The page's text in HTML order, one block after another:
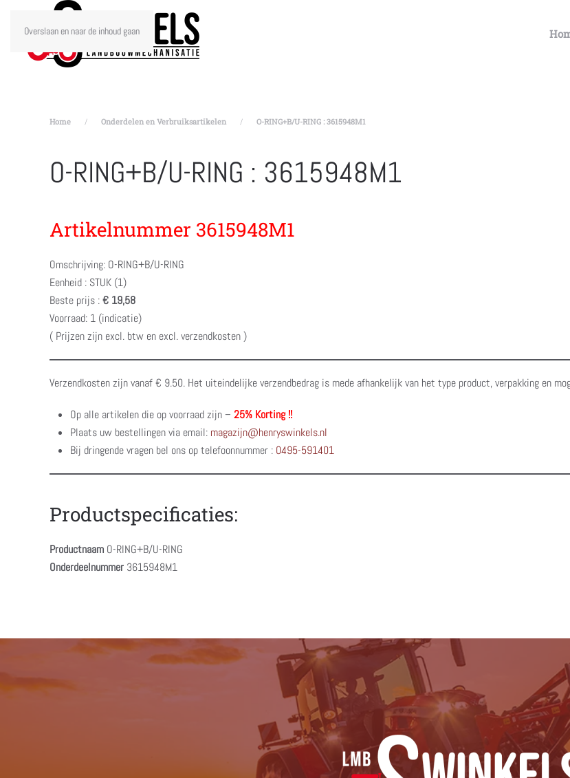
Overslaan en naar de inhoud gaan
Home Onderdelen en Verbruiksartikelen O-RING+B/U-RING : 3615948M1
O-RING+B/U-RING : 3615948M1
Artikelnummer 3615948M1
Omschrijving: O-RING+B/U-RING
Eenheid : STUK (1)
Beste prijs :€ 19,58
Voorraad: 1 (indicatie)
( Prijzen zijn excl. btw en excl. verzendkosten )
Verzendkosten zijn vanaf € 9.50. Het uiteindelijke verzendbedrag is mede afhankelijk van het type product, verpakking en
Op alle artikelen die op voorraad zijn – 25% Korting !!
Plaats uw bestellingen via email: magazijn@henryswinkels.nl
Bij dringende vragen bel ons op telefoonnummer : 0495-591401
Productspecificaties:
Productnaam O-RING+B/U-RING
Onderdeelnummer 3615948M1